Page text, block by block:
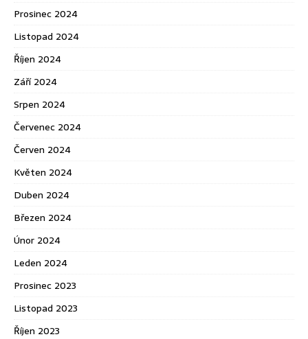
Prosinec 2024
Listopad 2024
Říjen 2024
Září 2024
Srpen 2024
Červenec 2024
Červen 2024
Květen 2024
Duben 2024
Březen 2024
Únor 2024
Leden 2024
Prosinec 2023
Listopad 2023
Říjen 2023